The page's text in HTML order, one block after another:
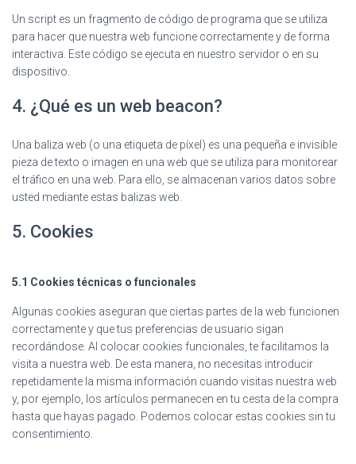
Un script es un fragmento de código de programa que se utiliza
para hacer que nuestra web funcione correctamente y de forma
interactiva. Este código se ejecuta en nuestro servidor o en su
dispositivo.
4. ¿Qué es un web beacon?
Una baliza web (o una etiqueta de píxel) es una pequeña e invisible
pieza de texto o imagen en una web que se utiliza para monitorear
el tráfico en una web. Para ello, se almacenan varios datos sobre
usted mediante estas balizas web.
5. Cookies
5.1 Cookies técnicas o funcionales
Algunas cookies aseguran que ciertas partes de la web funcionen
correctamente y que tus preferencias de usuario sigan
recordándose. Al colocar cookies funcionales, te facilitamos la
visita a nuestra web. De esta manera, no necesitas introducir
repetidamente la misma información cuando visitas nuestra web
y, por ejemplo, los artículos permanecen en tu cesta de la compra
hasta que hayas pagado. Podemos colocar estas cookies sin tu
consentimiento.